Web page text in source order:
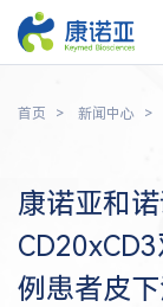
首页 新闻中心
康诺亚和
例患者皮